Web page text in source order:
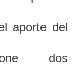
aporte del
dos